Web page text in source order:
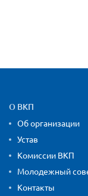
Карта
О ВКП
Об организации
Устав
Комиссии ВКП
Молодежный
Контакты